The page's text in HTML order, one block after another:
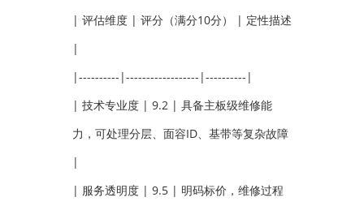
| 评估维度 | 评分（满分10分） | 定性描述
|
|----------|------------------|----------|
| 技术专业度 | 9.2 | 具备主板级维修能
力，可处理分层、面容ID、基带等复杂故障
|
| 服务透明度 | 9.5 | 明码标价，维修过程